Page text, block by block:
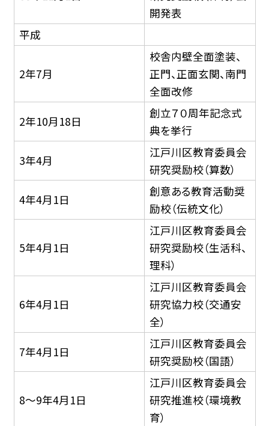
開発表
平成
2年7月
校舎内壁全面塗装、
正門、正面玄関、南門
全面改修
2年10月18日
創立７０周年記念式
典を挙行
3年4月
江戸川区教育委員会
研究奨励校（算数）
4年4月1日
創意ある教育活動奨
励校（伝統文化）
5年4月1日
江戸川区教育委員会
研究奨励校（生活科、
理科）
6年4月1日
江戸川区教育委員会
研究協力校（交通安
全）
7年4月1日
江戸川区教育委員会
研究奨励校（国語）
8〜9年4月1日
江戸川区教育委員会
研究推進校（環境教
育）